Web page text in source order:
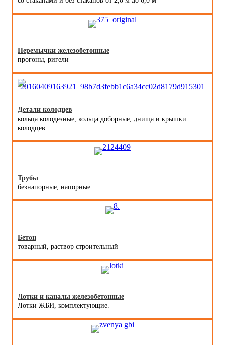
Перемычки железобетонные
прогоны, ригели
Детали колодцев
кольца колодезные, кольца доборные, днища и крышки
колодцев
Трубы
безнапорные, напорные
Бетон
товарный, раствор строительный
Лотки и каналы железобетонные
Лотки ЖБИ, комплектующие.